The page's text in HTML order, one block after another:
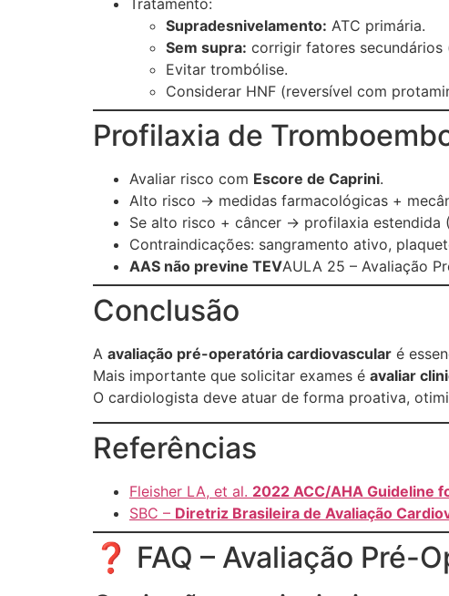
Tratamento:
Supradesnivelamento: ATC primária.
Sem supra: corrigir fatores secundários
Evitar trombólise.
Considerar HNF (reversível com
Profilaxia de
Avaliar risco com Escore de Caprini.
Alto risco → medidas farmacológicas +
Se alto risco + câncer → profilaxia estendida
Contraindicações: sangramento ativo,
AAS não previne TEVAULA 25 – Avaliação
Conclusão
A avaliação pré-operatória cardiovascular é
Mais importante que solicitar exames é avaliar
O cardiologista deve atuar de forma proativa,
Referências
Fleisher LA, et al. 2022 ACC/AHA Guideline
SBC – Diretriz Brasileira de Avaliação
❓ FAQ – Avaliação Pré-